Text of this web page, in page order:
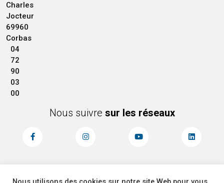
Charles
Jocteur
69960
Corbas
04
72
90
03
00
Nous suivre sur les réseaux